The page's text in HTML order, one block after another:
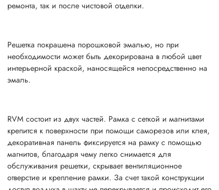
ремонта, так и после чистовой отделки.
Решетка покрашена порошковой эмалью, но при
необходимости может быть декорирована в любой цвет
интерьерной краской, наносящейся непосредственно на
эмаль.
RVM состоит из двух частей. Рамка с сеткой и магнитами
крепится к поверхности при помощи саморезов или клея,
декоративная панель фиксируется на рамку с помощью
магнитов, благодаря чему легко снимается для
обслуживания решетки, скрывает вентиляционное
отверстие и крепление рамки. За счет такой конструкции